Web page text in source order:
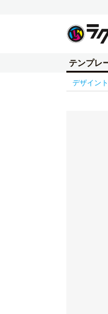
テンプレ
デザイン